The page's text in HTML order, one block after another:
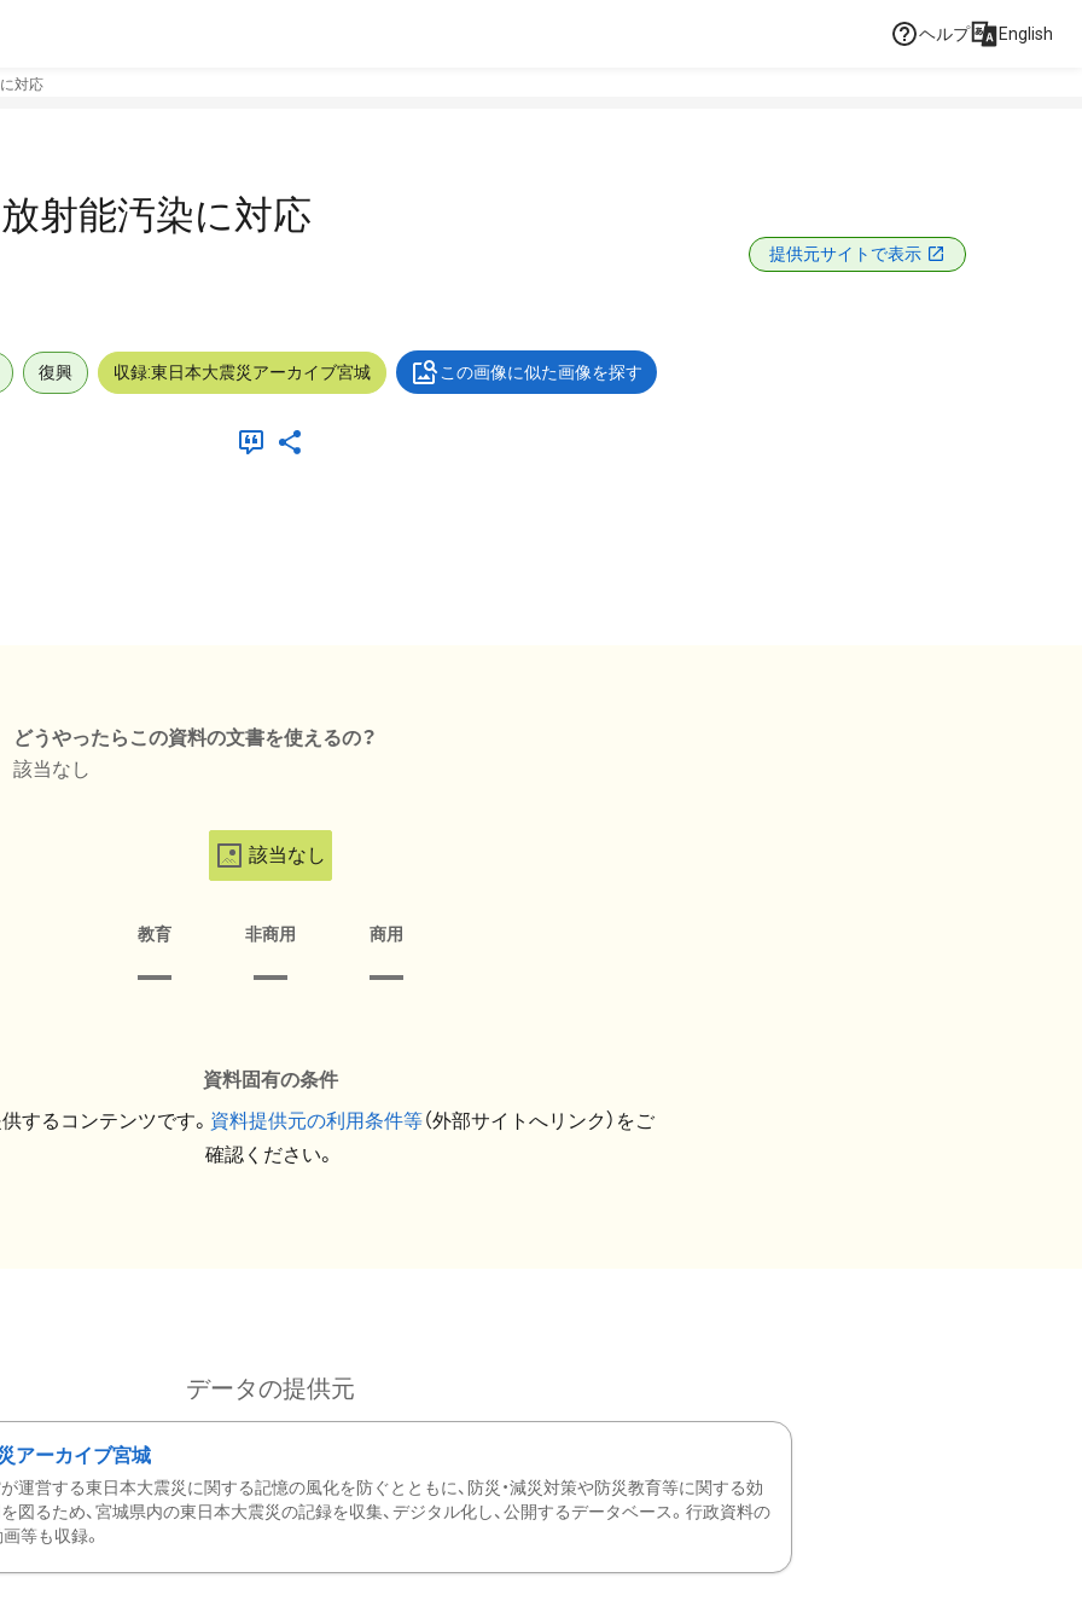
ヘルプ English
対応
射能汚染に対応
提供元サイトで表示
復興 収録:東日本大震災アーカイブ宮城 この画像に似た画像を探す
どうやったらこの資料の文書を使えるの？
該当なし
該当なし
教育 非商用 商用
資料固有の条件
するコンテンツです。 資料提供元の利用条件等（外部サイトへリンク）をご
確認ください。
データの提供元
アーカイブ宮城
運営する東日本大震災に関する記憶の風化を防ぐとともに、防災・減災対策や防災教育等に関する効
図るため、宮城県内の東日本大震災の記録を収集、デジタル化し、公開するデータベース。行政資料の
等も収録。